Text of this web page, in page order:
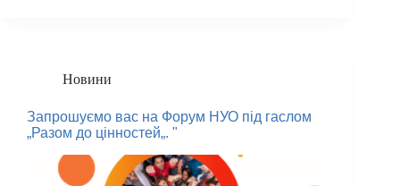
Новини
Запрошуємо вас на Форум НУО під гаслом
„Разом до цінностей„. "